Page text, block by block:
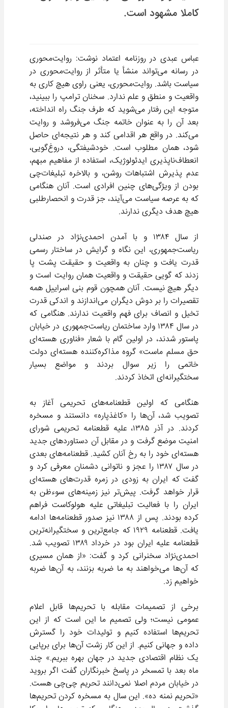
کاملا مشهود است.
عباس عبدی در روزنامه اعتماد نوشت: روایت‌محوری
در رسانه می‌تواند منشأ یا متأثر از روایت‌محوری در
سیاست باشد. روایت‌محوری، یعنی راوی هیچ کاری به
واقعیت و منطق و علم ندارد. سخنان ترامپ را ببینید،
متوجه این رفتار می‌شوید که طرف جنگ راه انداخته،
بعد آن را به عنوان خاتمه جنگ می‌فروشد و روایت
می‌کند. در واقع هر اقدامی کند و هر نتیجه‌ای حاصل
شود، همان مطلوب است. خودشیفتگی، دروغ‌گویی،
انعطاف‌ناپذیری ایدئولوژیک، استفاده از مفاهیم مبهم،
عدم پذیرش اشتباهات روشن، و بالاخره تبلیغات‌چی
بودن از ویژگی‌های چنین افرادی است. آنان هنگامی
که به عرصه سیاست می‌آیند، جز قدرت و انحصارطلبی
هیچ هدف دیگری ندارند.
از سال ۱۳۸۴ و با آمدن احمدی‌نژاد در صندلی
ریاست‌جمهوری، این نگاه و گرایش در ساختار رسمی
قدرت یافت و چنان به واقعیت و حقیقت پشت پا
زدند که گویی حقیقت و واقعیت همان روایت است و
دیگر هیچ نیست. آنان همچون قوم بنی اسراییل همه
تقصیرات را بر دوش دیگران می‌اندازند و اندکی قدرت
تخیل و انصاف برای فهم واقعیت ندارند. هنگامی که
در سال ۱۳۸۴ وارد ساختمان ریاست‌جمهوری در خیابان
پاستور شدند، در اولین گام با شعار «فناوری هسته‌ای
حق مسلم ماست» گروه مذاکره‌کننده هسته‌ای دولت
خاتمی را زیر سوال بردند و مواضع بسیار
سختگیرانه‌ای اتخاذ کردند.
هنگامی که اولین قطعنامه‌های تحریمی آغاز به
تصویب شد، آن‌ها را «کاغذپاره» دانستند و مسخره
کردند. در آذر ۱۳۸۵، علیه قطعنامه تحریمی شورای
امنیت موضع گرفت و در مقابل آن دستاوردهای جدید
هسته‌ای خود را به رخ آنان کشید. قطعنامه‌های بعدی
در سال ۱۳۸۷ را عجز و ناتوانی دشمنان معرفی کرد و
گفت که ایران به زودی در زمره قدرت‌های هسته‌ای
قرار خواهد گرفت. پیش‌تر نیز زمینه‌های سوءظن به
ایران را با فعالیت تبلیغاتی علیه هولوکاست فراهم
کرده بودند. پس از ۱۳۸۸ نیز صدور قطعنامه‌ها ادامه
یافت. قطعنامه ۱۹۲۹ که جامع‌ترین و سختگیرانه‌ترین
قطعنامه علیه ایران بود در خرداد ۱۳۸۹ تصویب شد.
احمدی‌نژاد سخنرانی کرد و گفت: «از همان مسیری
که آن‌ها می‌خواهند به ما ضربه بزنند، به آن‌ها ضربه
خواهیم زد.
برخی از تصمیمات مقابله با تحریم‌ها قابل اعلام
عمومی نیست؛ ولی تصمیم ما این است که از این
تحریم‌ها استفاده کنیم و تولیدات خود را گسترش
داده و جهانی کنیم. از این کار زشت آن‌ها برای برپایی
یک نظام اقتصادی جدید در جهان بهره ببریم.» چند
ماه بعد با تمسخر در پاسخ خبرنگاران گفت اگر بروید
در خیابان مردم اصلا نمی‌دانند تحریم چی‌چی هست.
«تحریم نمنه ده». این سال به مسخره کردن تحریم‌ها